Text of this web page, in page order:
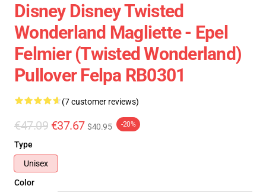
Disney Disney Twisted
Wonderland Magliette - Epel
Felmier (Twisted Wonderland)
Pullover Felpa RB0301
(7 customer reviews)
€47.09 €37.67 $40.95 -20%
Type
Unisex
Color